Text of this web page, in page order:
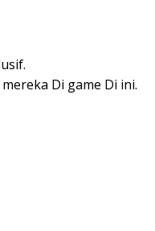
Di game Di ini.